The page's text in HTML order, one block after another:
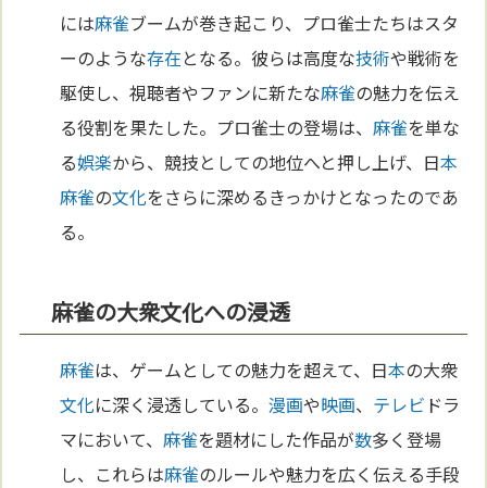
には麻雀ブームが巻き起こり、プロ雀士たちはスタ
ーのような存在となる。彼らは高度な技術や戦術を
駆使し、視聴者やファンに新たな麻雀の魅力を伝え
る役割を果たした。プロ雀士の登場は、麻雀を単な
る娯楽から、競技としての地位へと押し上げ、日本
麻雀の文化をさらに深めるきっかけとなったのであ
る。
麻雀の大衆文化への浸透
麻雀は、ゲームとしての魅力を超えて、日本の大衆
文化に深く浸透している。漫画や映画、 テレビ ドラ
マにおいて、麻雀を題材にした作品が数多く登場
し、これらは麻雀のルールや魅力を広く伝える手段